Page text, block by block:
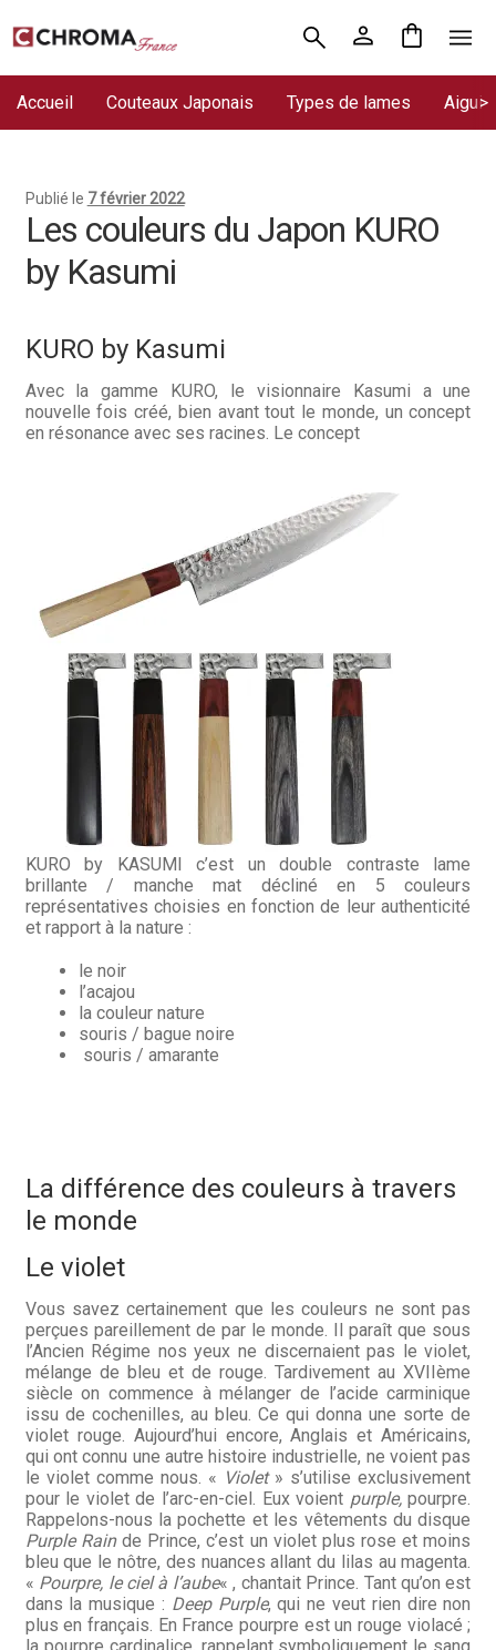
Aller
navigation
Aller
Accueil Couteaux Japonais Types de lames
Chroma France
Commande
Conditions Générales de Vente
Demande de devis
Expédition le jour même
Bocuse d’Or
Ma sélection
Mentions légales
Mon Compte
Plan du site
Politique de confidentialité
Politique en matière de remboursements et de retours
Questions / Réponses
Questions-Réponses?
Téléchargements
Thank you for booking
Tous les articles
Trouver mon couteau
Trouver mon magasin
Publié le 7 février 2022
Les couleurs du Japon KURO
by Kasumi
KURO by Kasumi
Avec la gamme KURO, le visionnaire Kasumi a une
nouvelle fois créé, bien avant tout le monde, un concept
en résonance avec ses racines. Le concept
KURO by KASUMI c’est un double contraste lame
brillante / manche mat décliné en 5 couleurs
représentatives choisies en fonction de leur authenticité
et rapport à la nature :
le noir
l’acajou
la couleur nature
souris / bague noire
souris / amarante
La différence des couleurs à travers
le monde
Le violet
Vous savez certainement que les couleurs ne sont pas
perçues pareillement de par le monde. Il paraît que sous
l’Ancien Régime nos yeux ne discernaient pas le violet,
mélange de bleu et de rouge. Tardivement au XVIIème
siècle on commence à mélanger de l’acide carminique
issu de cochenilles, au bleu. Ce qui donna une sorte de
violet rouge. Aujourd’hui encore, Anglais et Américains,
qui ont connu une autre histoire industrielle, ne voient pas
le violet comme nous. « Violet» s’utilise exclusivement
pour le violet de l’arc-en-ciel. Eux voient purple,pourpre.
Rappelons-nous la pochette et les vêtements du disque
Purple Rainde Prince, c’est un violet plus rose et moins
bleu que le nôtre, des nuances allant du lilas au magenta.
« Pourpre, le ciel à l’aube« , chantait Prince. Tant qu’on est
dans la musique : Deep Purple, qui ne veut rien dire non
plus en français. En France pourpre est un rouge violacé ;